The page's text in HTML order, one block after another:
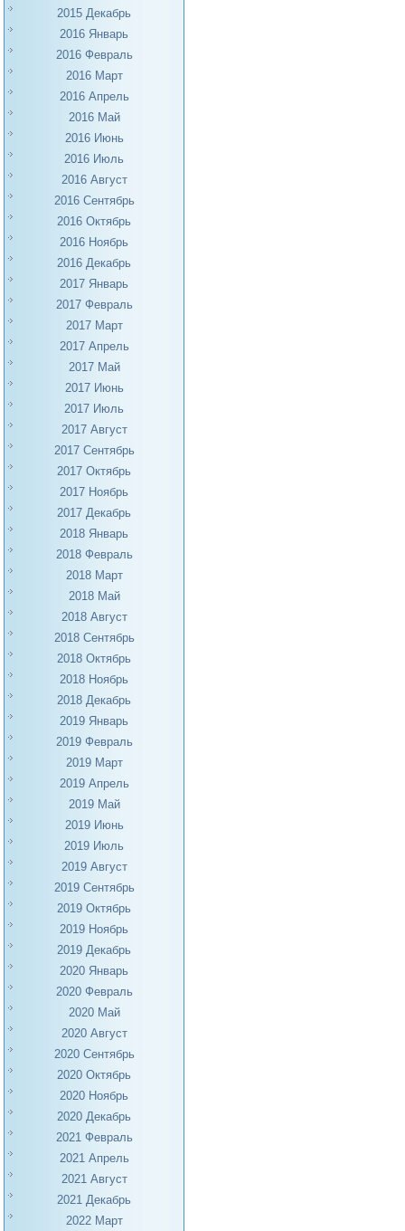
2015 Декабрь
2016 Январь
2016 Февраль
2016 Март
2016 Апрель
2016 Май
2016 Июнь
2016 Июль
2016 Август
2016 Сентябрь
2016 Октябрь
2016 Ноябрь
2016 Декабрь
2017 Январь
2017 Февраль
2017 Март
2017 Апрель
2017 Май
2017 Июнь
2017 Июль
2017 Август
2017 Сентябрь
2017 Октябрь
2017 Ноябрь
2017 Декабрь
2018 Январь
2018 Февраль
2018 Март
2018 Май
2018 Август
2018 Сентябрь
2018 Октябрь
2018 Ноябрь
2018 Декабрь
2019 Январь
2019 Февраль
2019 Март
2019 Апрель
2019 Май
2019 Июнь
2019 Июль
2019 Август
2019 Сентябрь
2019 Октябрь
2019 Ноябрь
2019 Декабрь
2020 Январь
2020 Февраль
2020 Май
2020 Август
2020 Сентябрь
2020 Октябрь
2020 Ноябрь
2020 Декабрь
2021 Февраль
2021 Апрель
2021 Август
2021 Декабрь
2022 Март